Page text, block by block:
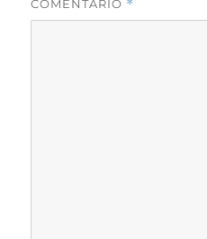
COMENTÁRIO *